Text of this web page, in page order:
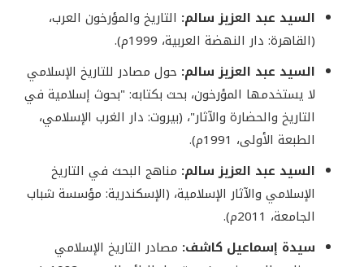
السيد عبد العزيز سالم: التاريخ والمؤرخون العرب،
(القاهرة: دار النهضة العربية، 1999م).
السيد عبد العزيز سالم: حول مصادر للتاريخ الإسلامي
لا يستخدمها المؤرخون، بحث بكتابه: "بحوث إسلامية في
التاريخ والحضارة والآثار"، (بيروت: دار الغرب الإسلامي،
الطبعة الأولى، 1991م).
السيد عبد العزيز سالم: مناهج البحث في التاريخ
الإسلامي والآثار الإسلامية، (الإسكندرية: مؤسسة شباب
الجامعة، 2011م).
سيدة إسماعيل كاشف: مصادر التاريخ الإسلامي